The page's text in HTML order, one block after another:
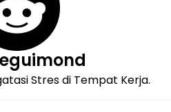
Stres di Tempat Kerja.